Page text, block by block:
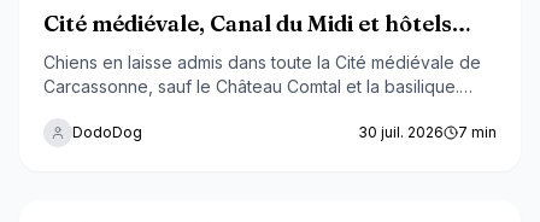
Cité médiévale, Canal du Midi et hôtels
dog-friendly 2026
Chiens en laisse admis dans toute la Cité médiévale de
Carcassonne, sauf le Château Comtal et la basilique.
friendly et vignobles alentour : le guide complet pour un
DodoDog 30 juil. 2026 7 min